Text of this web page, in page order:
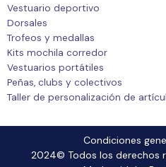
Vestuario deportivo
Dorsales
Trofeos y medallas
Kits mochila corredor
Vestuarios portátiles
Peñas, clubs y colectivos
Taller de personalización de
Condiciones
2024© Todos los derechos